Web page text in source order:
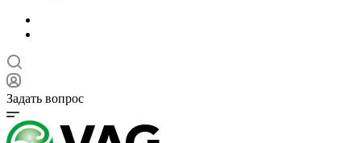
Задать вопрос